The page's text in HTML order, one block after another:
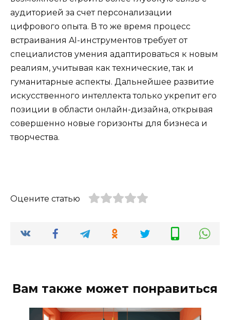
аудиторией за счет персонализации
цифрового опыта. В то же время процесс
встраивания AI-инструментов требует от
специалистов умения адаптироваться к новым
реалиям, учитывая как технические, так и
гуманитарные аспекты. Дальнейшее развитие
искусственного интеллекта только укрепит его
позиции в области онлайн-дизайна, открывая
совершенно новые горизонты для бизнеса и
творчества.
Оцените статью
Вам также может понравиться